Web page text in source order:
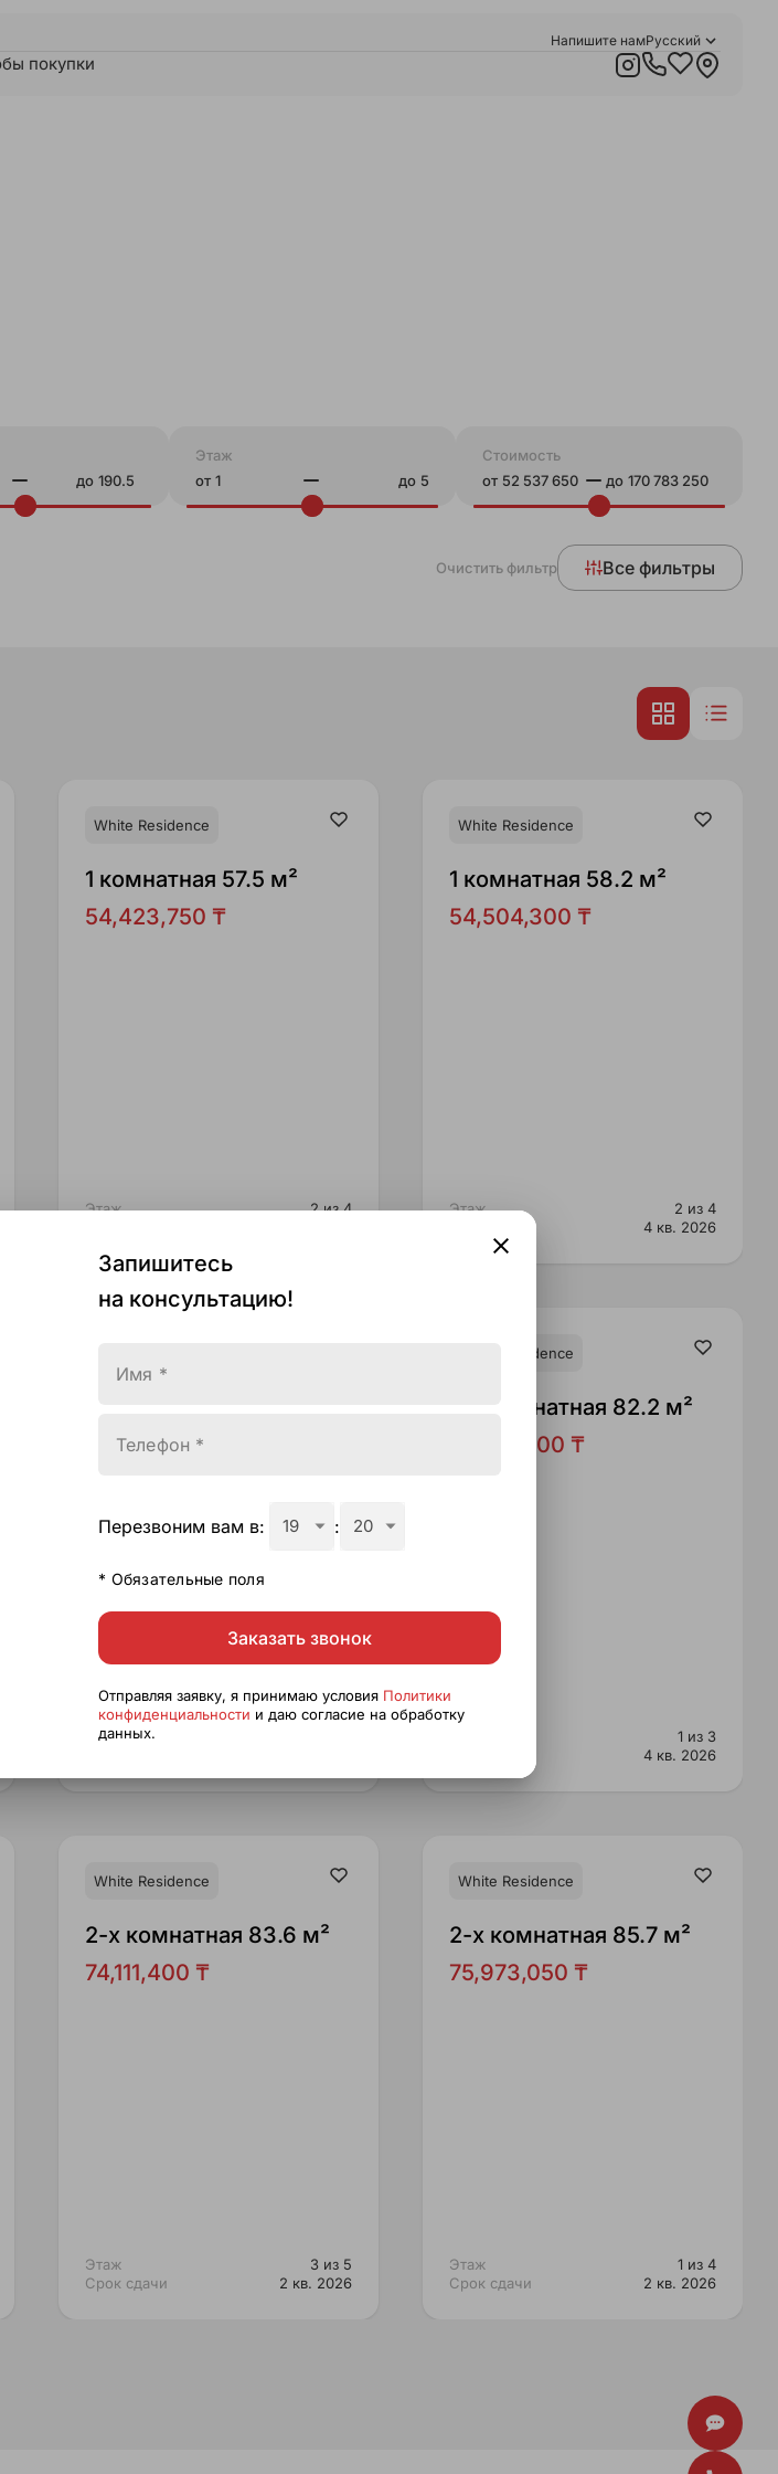
Напишите намРусский
покупки
до
Этаж
от
до
Стоимость
от
до
Очистить фильтр Все фильтры
White Residence
1 комнатная 57.5 м²
54,423,750 ₸
Этаж
2 из 4
White Residence
1 комнатная 58.2 м²
54,504,300 ₸
Этаж
2 из 4
4 кв. 2026
63,975,300 ₸
Этаж
White Residence
2-x комнатная 82.2 м²
71,226,300 ₸
1 из 3
4 кв. 2026
White Residence
2-x комнатная 83.6 м²
74,111,400 ₸
Этаж
3 из 5
Срок сдачи
2 кв. 2026
White Residence
2-x комнатная 85.7 м²
75,973,050 ₸
Этаж
1 из 4
Срок сдачи
2 кв. 2026
Запишитесь
на консультацию!
Имя *
Телефон *
Перезвоним вам в: 19 : 20
* Обязательные поля
Заказать звонок
Отправляя заявку, я принимаю условия Политики
конфиденциальности и даю согласие на обработку
данных.